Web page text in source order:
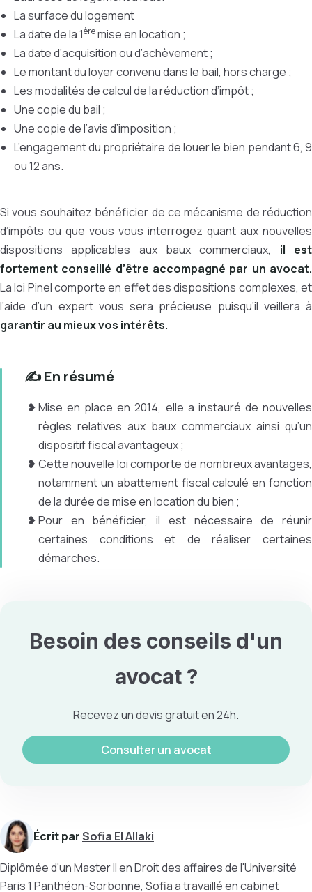
La surface du logement
La date de la 1èremise en location ;
La date d’acquisition ou d’achèvement ;
Le montant du loyer convenu dans le bail, hors charge ;
Les modalités de calcul de la réduction d’impôt ;
Une copie du bail ;
Une copie de l’avis d’imposition ;
L’engagement du propriétaire de louer le bien pendant 6, 9
ou 12 ans.
Si vous souhaitez bénéficier de ce mécanisme de réduction
d’impôts ou que vous vous interrogez quant aux nouvelles
dispositions applicables aux baux commerciaux, il est
fortement conseillé d’être accompagné par un avocat.
La loi Pinel comporte en effet des dispositions complexes, et
l’aide d’un expert vous sera précieuse puisqu’il veillera à
garantir au mieux vos intérêts.
✍️ En résumé
Mise en place en 2014, elle a instauré de nouvelles
règles relatives aux baux commerciaux ainsi qu’un
dispositif fiscal avantageux ;
Cette nouvelle loi comporte de nombreux avantages,
notamment un abattement fiscal calculé en fonction
de la durée de mise en location du bien ;
Pour en bénéficier, il est nécessaire de réunir
certaines conditions et de réaliser certaines
démarches.
Besoin des conseils d'un
avocat ?
Recevez un devis gratuit en 24h.
Consulter un avocat
Écrit parSofia El Allaki
Diplômée d'un Master II en Droit des affaires de l'Université
Paris 1 Panthéon-Sorbonne, Sofia a travaillé en cabinet